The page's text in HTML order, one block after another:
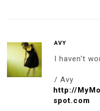
AVY
I haven't
/ Avy
http://
spot.com